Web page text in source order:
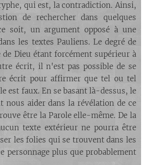
qui est, la contradiction. Ainsi,
de rechercher dans quelques
soit, un argument opposé à une
les textes Pauliens. Le degré de
de Dieu étant forcément supérieur à
écrit, il n'est pas possible de se
écrit pour affirmer que tel ou tel
est faux. En se basant là-dessus, le
nous aider dans la révélation de ce
être la Parole elle-même. De la
texte extérieur ne pourra être
les folies qui se trouvent dans les
personnage plus que probablement